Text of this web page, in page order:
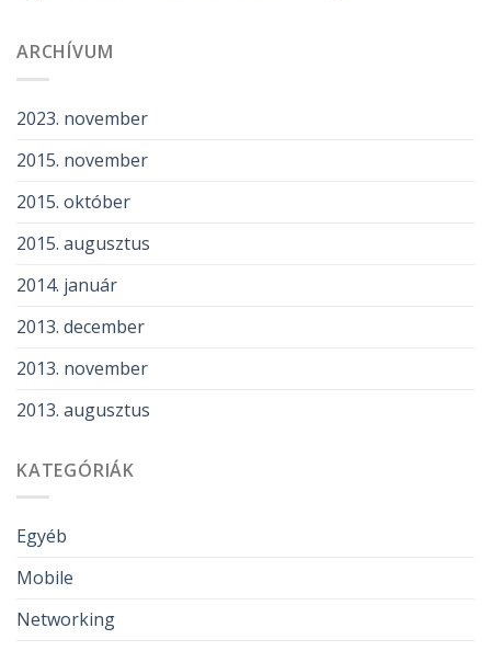
ARCHÍVUM
2023. november
2015. november
2015. október
2015. augusztus
2014. január
2013. december
2013. november
2013. augusztus
KATEGÓRIÁK
Egyéb
Mobile
Networking